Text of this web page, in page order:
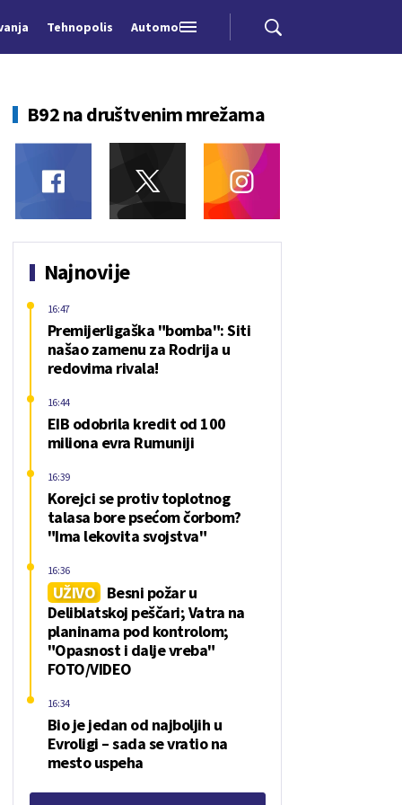
Tehnopolis Automobili
B92 na društvenim mrežama
Najnovije
Premijerligaška "bomba": Siti
našao zamenu za Rodrija u
redovima rivala!
16:47
EIB odobrila kredit od 100
miliona evra Rumuniji
16:44
Korejci se protiv toplotnog
talasa bore psećom čorbom?
"Ima lekovita svojstva"
16:39
UŽIVO
Besni požar u
Deliblatskoj peščari; Vatra na
planinama pod kontrolom;
"Opasnost i dalje vreba"
FOTO/VIDEO
16:36
Bio je jedan od najboljih u
Evroligi – sada se vratio na
mesto uspeha
16:34